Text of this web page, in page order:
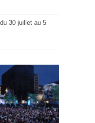
30 juillet au 5